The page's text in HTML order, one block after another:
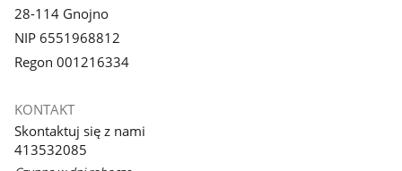
28-114 Gnojno
NIP 6551968812
Regon 001216334
KONTAKT
Skontaktuj się z nami
413532085